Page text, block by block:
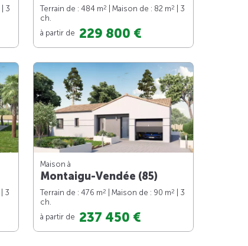
| 3
Terrain de : 484 m2 | Maison de : 82 m2
| 3
ch.
à partir de 229 800 €
| 3
Maison à
Montaigu-Vendée (85)
Terrain de : 476 m2 | Maison de : 90 m2
| 3
ch.
à partir de 237 450 €